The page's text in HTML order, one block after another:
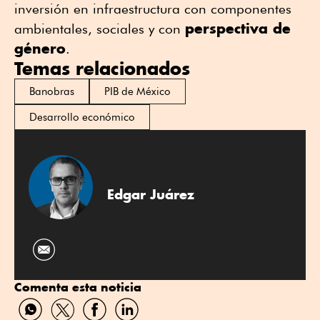
inversión en infraestructura con componentes
ambientales, sociales y con perspectiva de
género.
Temas relacionados
Banobras
PIB de México
Desarrollo económico
Edgar Juárez
Comenta esta noticia
CompartirCompartirCompartirCompartir